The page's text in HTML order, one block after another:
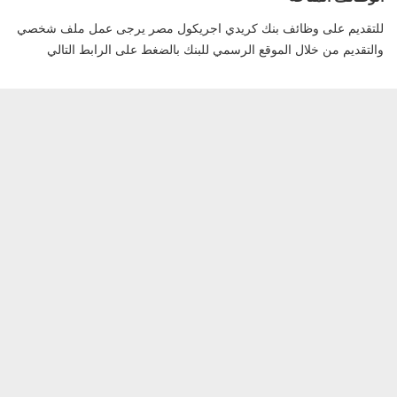
للتقديم على وظائف بنك كريدي اجريكول مصر يرجى عمل ملف شخصي
والتقديم من خلال الموقع الرسمي للبنك بالضغط على الرابط التالي